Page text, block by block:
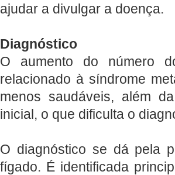
ajudar a divulgar a doença.
Diagnóstico
O aumento do número
relacionado à síndrome
menos saudáveis, além
inicial, o que dificulta o
O diagnóstico se dá pela
fígado. É identificada